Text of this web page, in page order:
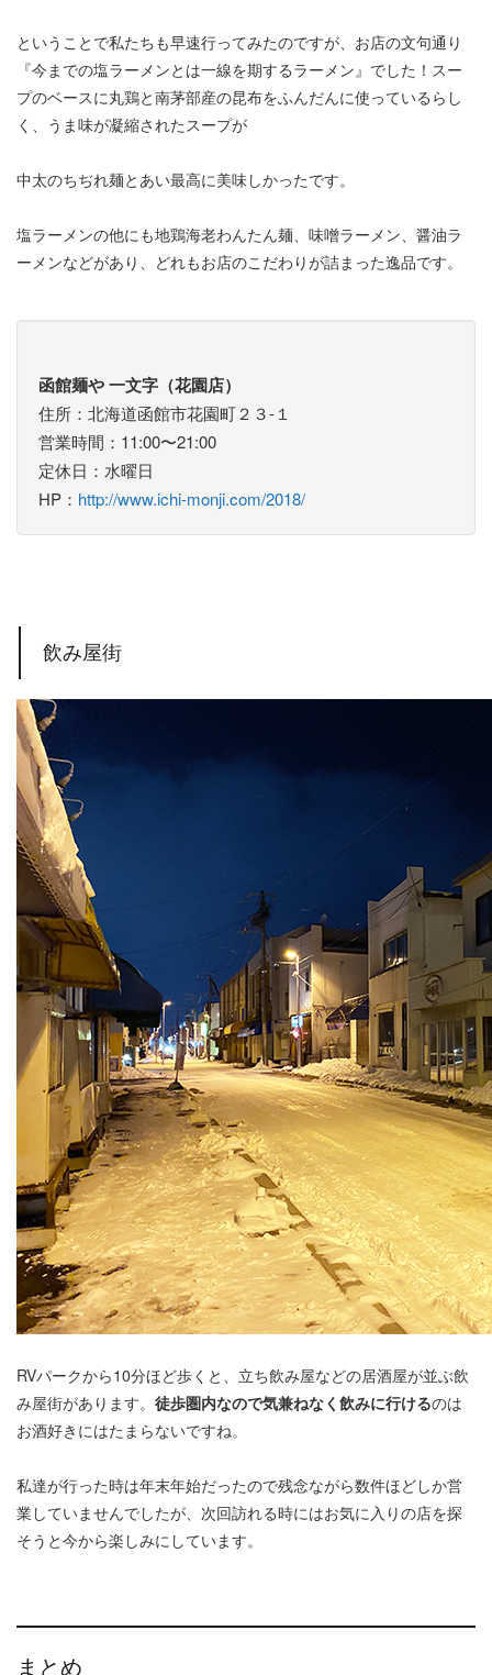
ということで私たちも早速行ってみたのですが、お店の文句通り
『今までの塩ラーメンとは一線を期するラーメン』でした！スー
プのベースに丸鶏と南茅部産の昆布をふんだんに使っているらし
く、うま味が凝縮されたスープが
中太のちぢれ麺とあい最高に美味しかったです。
塩ラーメンの他にも地鶏海老わんたん麺、味噌ラーメン、醤油ラ
ーメンなどがあり、どれもお店のこだわりが詰まった逸品です。
函館麺や 一文字（花園店）
住所：北海道函館市花園町２３-１
営業時間：11:00〜21:00
定休日：水曜日
HP： http://www.ichi-monji.com/2018/
飲み屋街
RVパークから10分ほど歩くと、立ち飲み屋などの居酒屋が並ぶ飲
み屋街があります。 徒歩圏内なので気兼ねなく飲みに行けるのは
お酒好きにはたまらないですね。
私達が行った時は年末年始だったので残念ながら数件ほどしか営
業していませんでしたが、次回訪れる時にはお気に入りの店を探
そうと今から楽しみにしています。
まとめ